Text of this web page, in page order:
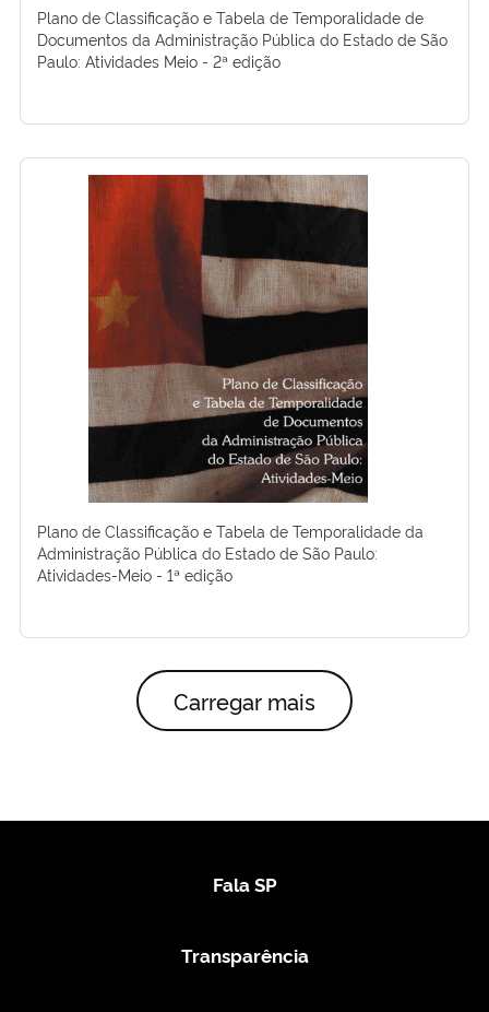
Plano de Classificação e Tabela de Temporalidade de
Documentos da Administração Pública do Estado de São
Paulo: Atividades Meio - 2ª edição
Plano de Classificação e Tabela de Temporalidade da
Administração Pública do Estado de São Paulo:
Atividades-Meio - 1ª edição
Carregar mais
Fala SP
Transparência